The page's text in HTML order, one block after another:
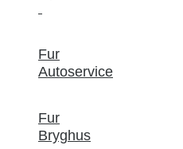
Fur
Autoservice
Fur
Bryghus